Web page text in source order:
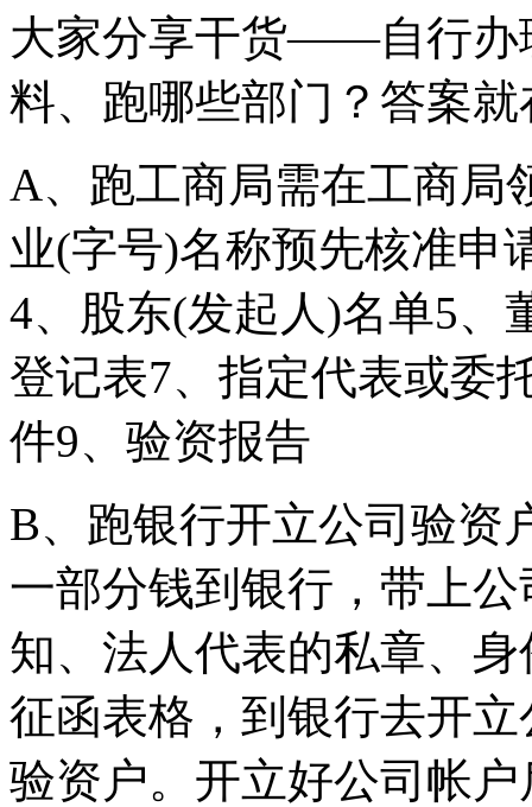
大家分享干货——自行办
料、跑哪些部门？答案
A、跑工商局需在工商局
业(字号)名称预先核准申
4、股东(发起人)名单5、
登记表7、指定代表或委
件9、验资报告
B、跑银行开立公司验资
一部分钱到银行，带上
知、法人代表的私章、
征函表格，到银行去开
验资户。开立好公司帐